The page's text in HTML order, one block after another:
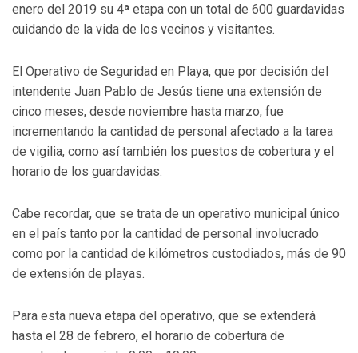
enero del 2019 su 4ª etapa con un total de 600 guardavidas
cuidando de la vida de los vecinos y visitantes.
El Operativo de Seguridad en Playa, que por decisión del
intendente Juan Pablo de Jesús tiene una extensión de
cinco meses, desde noviembre hasta marzo, fue
incrementando la cantidad de personal afectado a la tarea
de vigilia, como así también los puestos de cobertura y el
horario de los guardavidas.
Cabe recordar, que se trata de un operativo municipal único
en el país tanto por la cantidad de personal involucrado
como por la cantidad de kilómetros custodiados, más de 90
de extensión de playas.
Para esta nueva etapa del operativo, que se extenderá
hasta el 28 de febrero, el horario de cobertura de